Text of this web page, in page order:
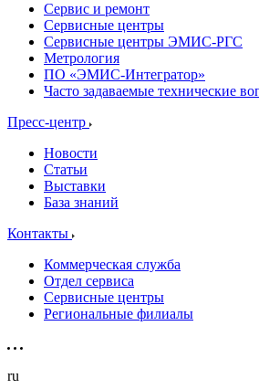
Сервис и ремонт
Сервисные центры
Сервисные центры ЭМИС-РГС
Метрология
ПО «ЭМИС-Интегратор»
Часто задаваемые технические
Пресс-центр
Новости
Статьи
Выставки
База знаний
Контакты
Коммерческая служба
Отдел сервиса
Сервисные центры
Региональные филиалы
ru